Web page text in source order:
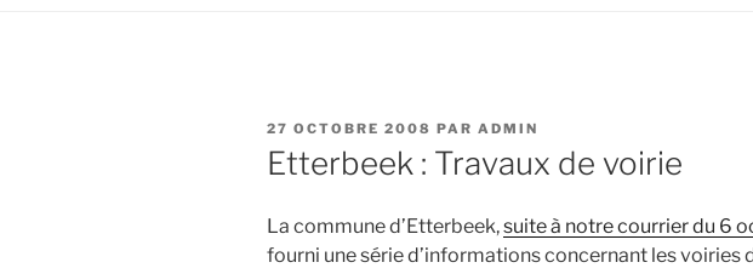
PUBLIÉ
LE
27 OCTOBRE 2008 PAR ADMIN
Etterbeek : Travaux de voirie
La commune d’Etterbeek,suite à notre courrier du 6
fourni une série d’informations concernant les voiries